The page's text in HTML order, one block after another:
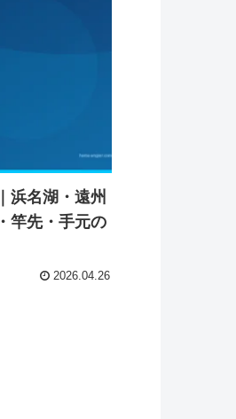
浜名湖・遠州
竿先・手元の
2026.04.26